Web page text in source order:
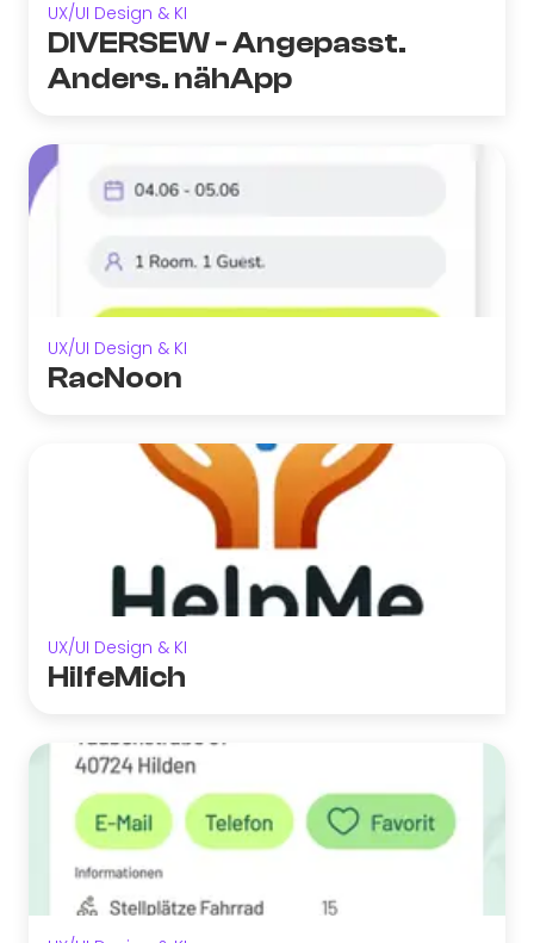
UX/UI Design & KI
DIVERSEW - Angepasst.
Anders. nähApp
UX/UI Design & KI
RacNoon
UX/UI Design & KI
HilfeMich